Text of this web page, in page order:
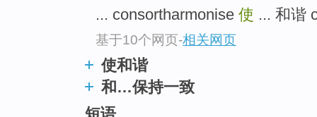
... consortharmonise 使 ... 和谐
基于10个网页-相关网页
使和谐
和…保持一致